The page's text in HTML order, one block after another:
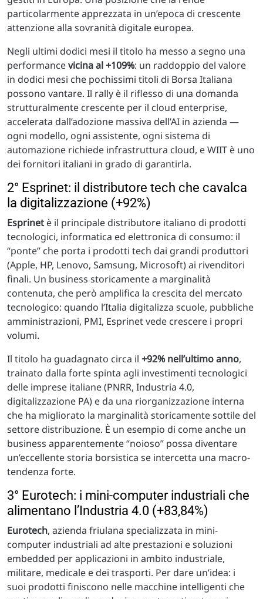
particolarmente apprezzata in un’epoca di crescente
attenzione alla sovranità digitale europea.
Negli ultimi dodici mesi il titolo ha messo a segno una
performancevicina al +109%: un raddoppio del valore
in dodici mesi che pochissimi titoli di Borsa Italiana
possono vantare. Il rally è il riflesso di una domanda
strutturalmente crescente per il cloud enterprise,
accelerata dall’adozione massiva dell’AI in azienda —
ogni modello, ogni assistente, ogni sistema di
automazione richiede infrastruttura cloud, e WIIT è uno
dei fornitori italiani in grado di garantirla.
2° Esprinet: il distributore tech che cavalca
la digitalizzazione (+92%)
Esprinet è il principale distributore italiano di prodotti
tecnologici, informatica ed elettronica di consumo: il
“ponte” che porta i prodotti tech dai grandi produttori
(Apple, HP, Lenovo, Samsung, Microsoft) ai rivenditori
finali. Un business storicamente a marginalità
contenuta, che però amplifica la crescita del mercato
tecnologico: quando l’Italia digitalizza scuole, pubbliche
amministrazioni, PMI, Esprinet vede crescere i propri
volumi.
Il titolo ha guadagnato circa il +92% nell’ultimo anno,
trainato dalla forte spinta agli investimenti tecnologici
delle imprese italiane (PNRR, Industria 4.0,
digitalizzazione PA) e da una riorganizzazione interna
che ha migliorato la marginalità storicamente sottile del
settore distribuzione. È un esempio di come anche un
business apparentemente “noioso” possa diventare
un’eccellente storia borsistica se intercetta una macro-
tendenza forte.
3° Eurotech: i mini-computer industriali che
alimentano l’Industria 4.0 (+83,84%)
Eurotech, azienda friulana specializzata in mini-
computer industriali ad alte prestazioni e soluzioni
embedded per applicazioni in ambito industriale,
militare, medicale e dei trasporti. Per dare un’idea: i
suoi prodotti finiscono nelle macchine intelligenti che